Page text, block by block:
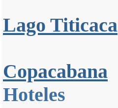
Lago Titicaca
Copacabana
Hoteles